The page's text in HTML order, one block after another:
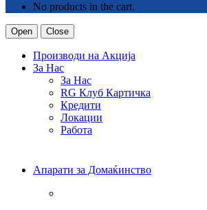
No products in the cart.
Open Close
Производи на Акција
За Нас
За Нас
RG Клуб Картичка
Кредити
Локации
Работа
Апарати за Домаќинство